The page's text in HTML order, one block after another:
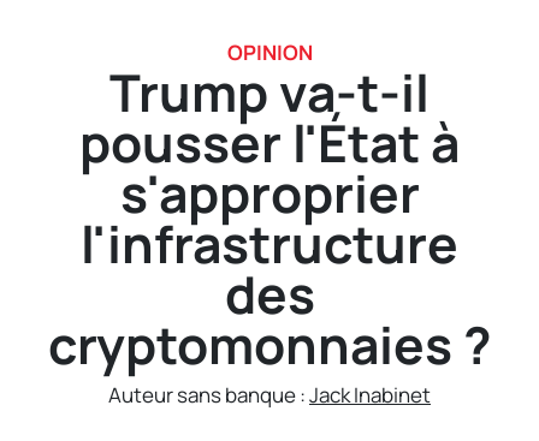
OPINION
Trump va-t-il
pousser l'État à
s'approprier
l'infrastructure
des
cryptomonnaies ?
Auteur sans banque :Jack Inabinet